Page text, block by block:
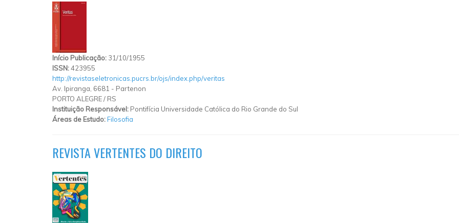
Início Publicação: 31/10/1955
ISSN:423955
http://revistaseletronicas.pucrs.br/ojs/index.php/veritas
Av. Ipiranga, 6681 - Partenon
PORTO ALEGRE/ RS
Instituição Responsável: Pontifícia Universidade Católica do Rio Grande do Sul
Áreas de Estudo:Filosofia
REVISTA VERTENTES DO DIREITO